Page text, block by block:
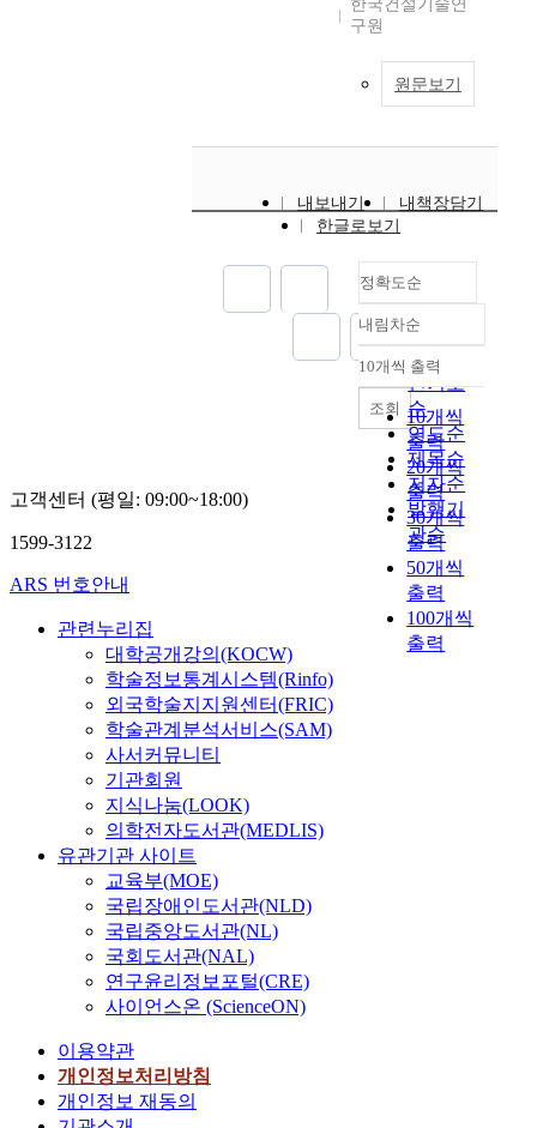
한국건설기술연
구원
원문보기
내보내기
내책장담기
한글로보기
정확도순
정확도
순
인기도
순
연도순
제목순
저자순
발행기
관순
내림차순
내림차순
10개씩 출력
10개씩
출력
20개씩
출력
30개씩
출력
50개씩
출력
100개씩
출력
조회
고객센터 (평일: 09:00~18:00)
1599-3122
ARS 번호안내
관련누리집
대학공개강의(KOCW)
학술정보통계시스템(Rinfo)
외국학술지지원센터(FRIC)
학술관계분석서비스(SAM)
사서커뮤니티
기관회원
지식나눔(LOOK)
의학전자도서관(MEDLIS)
유관기관 사이트
교육부(MOE)
국립장애인도서관(NLD)
국립중앙도서관(NL)
국회도서관(NAL)
연구윤리정보포털(CRE)
사이언스온 (ScienceON)
이용약관
개인정보처리방침
개인정보 재동의